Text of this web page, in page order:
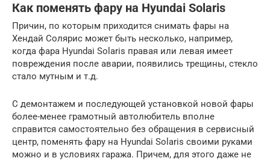
Как поменять фару на Hyundai Solaris
Причин, по которым приходится снимать фары на
Хендай Солярис может быть несколько, например,
когда фара Hyundai Solaris правая или левая имеет
повреждения после аварии, появились трещины, стекло
стало мутным и т.д.
С демонтажем и последующей установкой новой фары
более-менее грамотный автолюбитель вполне
справится самостоятельно без обращения в сервисный
центр, поменять фару на Hyundai Solaris своими руками
можно и в условиях гаража. Причем, для этого даже не